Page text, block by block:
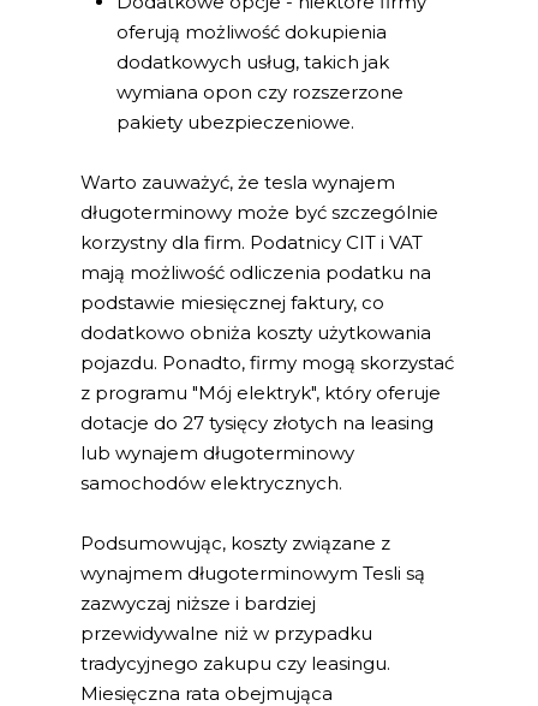
oferują możliwość dokupienia
dodatkowych usług, takich jak
wymiana opon czy rozszerzone
pakiety ubezpieczeniowe.
Warto zauważyć, że tesla wynajem
długoterminowy może być szczególnie
korzystny dla firm. Podatnicy CIT i VAT
mają możliwość odliczenia podatku na
podstawie miesięcznej faktury, co
dodatkowo obniża koszty użytkowania
pojazdu. Ponadto, firmy mogą skorzystać
z programu "Mój elektryk", który oferuje
dotacje do 27 tysięcy złotych na leasing
lub wynajem długoterminowy
samochodów elektrycznych.
Podsumowując, koszty związane z
wynajmem długoterminowym Tesli są
zazwyczaj niższe i bardziej
przewidywalne niż w przypadku
tradycyjnego zakupu czy leasingu.
Miesięczna rata obejmująca